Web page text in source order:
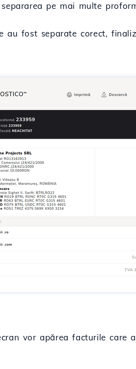
pe mai multe
au fost separate corect,
vor apărea facturile care